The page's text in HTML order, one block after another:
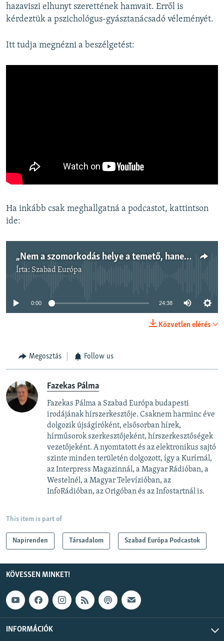
hazaviszi elhunyt szerettének hamvait. Erről is
kérdeztük a pszichológus-gyásztanácsadó véleményét.
Itt tudja megnézni a beszélgetést:
Ha inkább csak meghallgatná a podcastot, kattintson
ide:
„Nem a szomorkodás helye a temető, hanem az emlékezésé” – interjú Révész Renáta Liliána pszichológussal, gyásztanácsadóval
Írta: Szabad Európa
Jelenleg nincs elérhető tartalom
0:00 24:38
Közvetlen elérés
Megosztás Follow us
Fazekas Pálma
Fazekas Pálma a Szabad Európa budapesti
irodájának hírszerkesztője. Csaknem harminc éve
dolgozik újságíróként, elsősorban hírek,
hírműsorok szerkesztőjeként, hírszerkesztőségek
vezetőjeként. A nyomtatott és az elektronikus sajtó
szinte minden területén dolgozott, így a Kurírnál,
az Interpress Magazinnál, a Magyar Rádióban, a
Westelnél, a Magyar Televízióban, az
InfoRádióban, az Origóban és az Infostartnál is.
This item is part of
Napirenden Társadalom Szabad Európa Podcastok
KÖVESSEN MINKET!
INFORMÁCIÓK